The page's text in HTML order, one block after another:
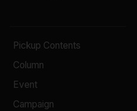
Pickup Contents
Column
Event
Campaign